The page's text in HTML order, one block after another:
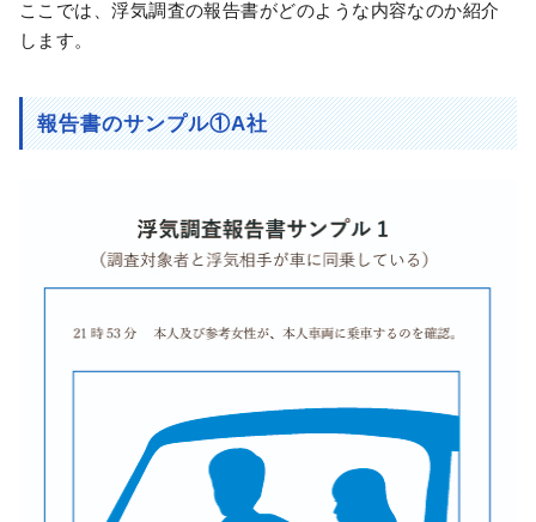
ここでは、浮気調査の報告書がどのような内容なのか紹介
します。
報告書のサンプル①A社